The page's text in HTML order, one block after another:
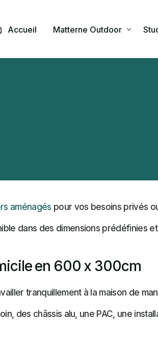
Accueil Matterne Outdoor
aménagés pour vos besoins privés
dans des dimensions prédéfinies
en 600 x 300cm
tranquillement à la maison de
des châssis alu, une PAC, une